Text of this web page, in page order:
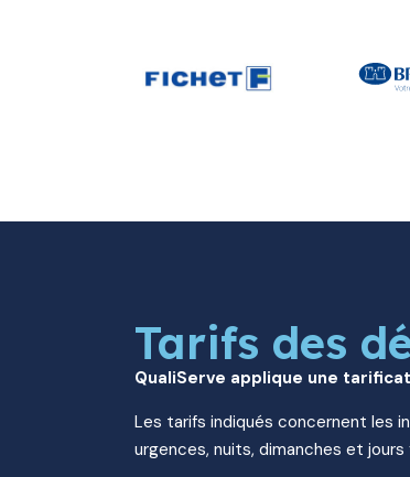
Tarifs des
QualiServe applique une
Les tarifs indiqués concernent les
urgences, nuits, dimanches et jours